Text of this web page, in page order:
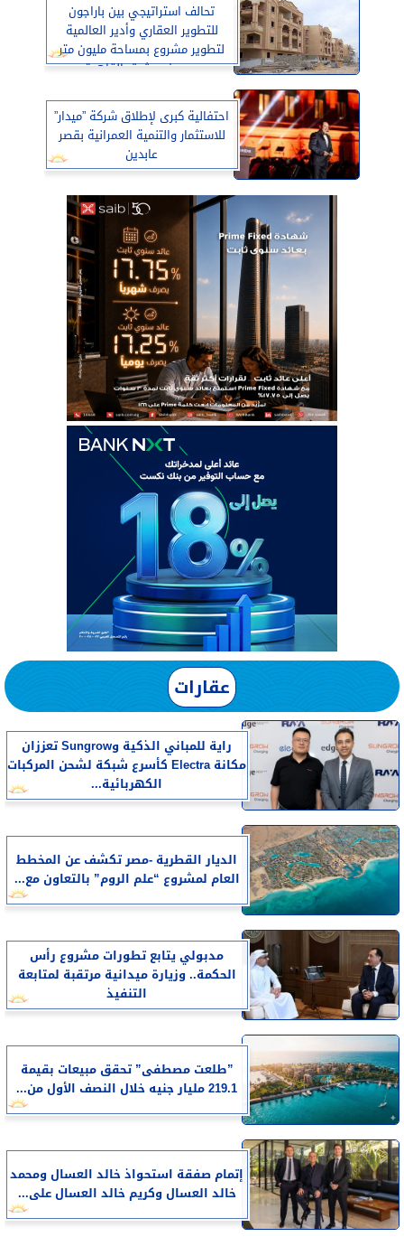
تحالف استراتيجي بين باراجون
للتطوير العقاري وأدير العالمية
لتطوير مشروع بمساحة مليون متر
مربع في شرق القاهرة
احتفالية كبرى لإطلاق شركة ”ميدار”
للاستثمار والتنمية العمرانية بقصر
عابدين
عقارات
راية للمباني الذكية وSungrow تعززان
مكانة Electra كأسرع شبكة لشحن المركبات
الكهربائية...
الديار القطرية -مصر تكشف عن المخطط
العام لمشروع “علم الروم” بالتعاون مع...
مدبولي يتابع تطورات مشروع رأس
الحكمة.. وزيارة ميدانية مرتقبة لمتابعة
التنفيذ
​”طلعت مصطفى” تحقق مبيعات بقيمة
219.1 مليار جنيه خلال النصف الأول من...
إتمام صفقة استحواذ خالد العسال ومحمد
خالد العسال وكريم خالد العسال على...